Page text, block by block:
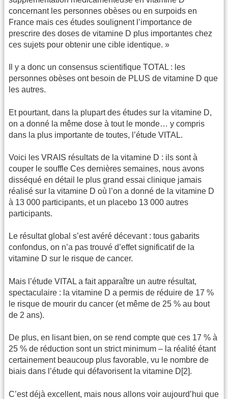
concernant les personnes obèses ou en surpoids en
France mais ces études soulignent l’importance de
prescrire des doses de vitamine D plus importantes chez
ces sujets pour obtenir une cible identique. »
Il y a donc un consensus scientifique TOTAL : les
personnes obèses ont besoin de PLUS de vitamine D que
les autres.
Et pourtant, dans la plupart des études sur la vitamine D,
on a donné la même dose à tout le monde… y compris
dans la plus importante de toutes, l’étude VITAL.
Voici les VRAIS résultats de la vitamine D : ils sont à
couper le souffle Ces dernières semaines, nous avons
disséqué en détail le plus grand essai clinique jamais
réalisé sur la vitamine D où l’on a donné de la vitamine D
à 13 000 participants, et un placebo 13 000 autres
participants.
Le résultat global s’est avéré décevant : tous gabarits
confondus, on n’a pas trouvé d’effet significatif de la
vitamine D sur le risque de cancer.
Mais l’étude VITAL a fait apparaître un autre résultat,
spectaculaire : la vitamine D a permis de réduire de 17 %
le risque de mourir du cancer (et même de 25 % au bout
de 2 ans).
De plus, en lisant bien, on se rend compte que ces 17 % à
25 % de réduction sont un strict minimum – la réalité étant
certainement beaucoup plus favorable, vu le nombre de
biais dans l’étude qui défavorisent la vitamine D[2].
C’est déjà excellent, mais nous allons voir aujourd’hui que